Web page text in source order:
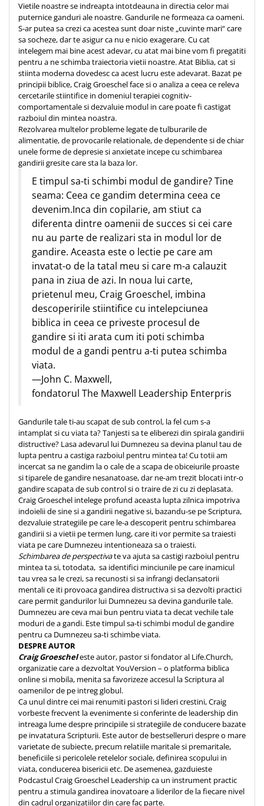
Sanatate
Teologie
A doua venire
Apologetica
Dogmatica
Istoria Bisericii
Misiune
Viata crestina
Contemporaneitate
Devotional
Diverse
Lupta Spirituala
Schimbarea caracterului
Viata din belsug
Viata de zi cu zi
Despre afaceri
Dezvoltare personala
Leadership
Mediu
Sanatate / nutritie
Vietile noastre se indreapta intotdeauna in directia celor mai
puternice ganduri ale noastre. Gandurile ne formeaza ca oameni.
S-ar putea sa crezi ca acestea sunt doar niste „cuvinte mari“ care
sa socheze, dar te asigur ca nu e nicio exagerare. Cu cat
intelegem mai bine acest adevar, cu atat mai bine vom fi pregatiti
pentru a ne schimba traiectoria vietii noastre. Atat Biblia, cat si
stiinta moderna dovedesc ca acest lucru este adevarat. Bazat pe
principii biblice, Craig Groeschel face si o analiza a ceea ce releva
cercetarile stiintifice in domeniul terapiei cognitiv-
comportamentale si dezvaluie modul in care poate fi castigat
razboiul din mintea noastra.
Rezolvarea multelor probleme legate de tulburarile de
alimentatie, de provocarile relationale, de dependente si de chiar
unele forme de depresie si anxietate incepe cu schimbarea
gandirii gresite care sta la baza lor.
E timpul sa-ti schimbi modul de gandire? Tine
seama: Ceea ce gandim determina ceea ce
devenim.Inca din copilarie, am stiut ca
diferenta dintre oamenii de succes si cei care
nu au parte de realizari sta in modul lor de
gandire. Aceasta este o lectie pe care am
invatat-o de la tatal meu si care m-a calauzit
pana in ziua de azi. In noua lui carte,
prietenul meu, Craig Groeschel, imbina
descoperirile stiintifice cu intelepciunea
biblica in ceea ce priveste procesul de
gandire si iti arata cum iti poti schimba
modul de a gandi pentru a-ti putea schimba
viata.
—John C. Maxwell,
fondatorul The Maxwell Leadership Enterpris
Gandurile tale ti-au scapat de sub control, la fel cum s-a
intamplat si cu viata ta? Tanjesti sa te eliberezi din spirala gandirii
distructive? Lasa adevarul lui Dumnezeu sa devina planul tau de
lupta pentru a castiga razboiul pentru mintea ta! Cu totii am
incercat sa ne gandim la o cale de a scapa de obiceiurile proaste
si tiparele de gandire nesanatoase, dar ne-am trezit blocati intr-o
gandire scapata de sub control si o traire de zi cu zi deplasata.
Craig Groeschel intelege profund aceasta lupta zilnica impotriva
indoielii de sine si a gandirii negative si, bazandu-se pe Scriptura,
dezvaluie strategiile pe care le-a descoperit pentru schimbarea
gandirii si a vietii pe termen lung, care iti vor permite sa traiesti
viata pe care Dumnezeu intentioneaza sa o traiesti.
Schimbarea de perspectivate va ajuta sa castigi razboiul pentru
mintea ta si, totodata, sa identifici minciunile pe care inamicul
tau vrea sa le crezi, sa recunosti si sa infrangi declansatorii
mentali ce iti provoaca gandirea distructiva si sa dezvolti practici
care permit gandurilor lui Dumnezeu sa devina gandurile tale.
Dumnezeu are ceva mai bun pentru viata ta decat vechile tale
moduri de a gandi. Este timpul sa-ti schimbi modul de gandire
pentru ca Dumnezeu sa-ti schimbe viata.
DESPRE AUTOR
Craig Groescheleste autor, pastor si fondator al Life.Church,
organizatie care a dezvoltat YouVersion – o platforma biblica
online si mobila, menita sa favorizeze accesul la Scriptura al
oamenilor de pe intreg globul.
Ca unul dintre cei mai renumiti pastori si lideri crestini, Craig
vorbeste frecvent la evenimente si conferinte de leadership din
intreaga lume despre principiile si strategiile de conducere bazate
pe invatatura Scripturii. Este autor de bestselleruri despre o mare
varietate de subiecte, precum relatiile maritale si premaritale,
beneficiile si pericolele retelelor sociale, definirea scopului in
viata, conducerea bisericii etc. De asemenea, gazduieste
Podcastul Craig Groeschel Leadership ca un instrument practic
pentru a stimula gandirea inovatoare a liderilor de la fiecare nivel
din cadrul organizatiilor din care fac parte.